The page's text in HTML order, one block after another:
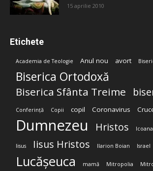
15 aprilie 2010
Etichete
Academia de Teologie Anul nou avort
Biserica Ortodoxă
Biserica Sfânta Treime
Conferință Copii copil Coronavirus
Dumnezeu Hristos Icoana
Iisus Iisus Hristos Ilarion Boian Israel
Lucășeuca mamă Mitropolia